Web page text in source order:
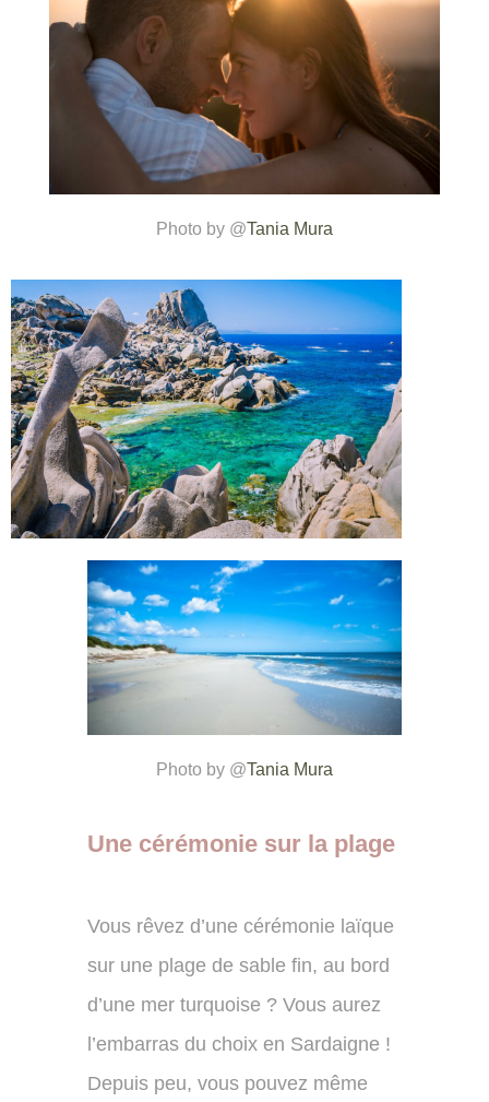
Photo by @Tania Mura
Photo by @Tania Mura
Une cérémonie sur la plage
Vous rêvez d’une cérémonie laïque
sur une plage de sable fin, au bord
d’une mer turquoise ? Vous aurez
l’embarras du choix en Sardaigne !
Depuis peu, vous pouvez même